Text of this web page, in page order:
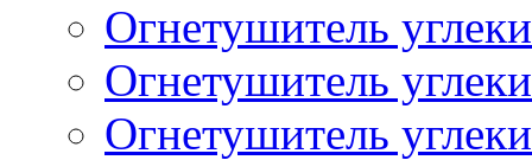
Огнетушитель
Огнетушитель
Огнетушитель